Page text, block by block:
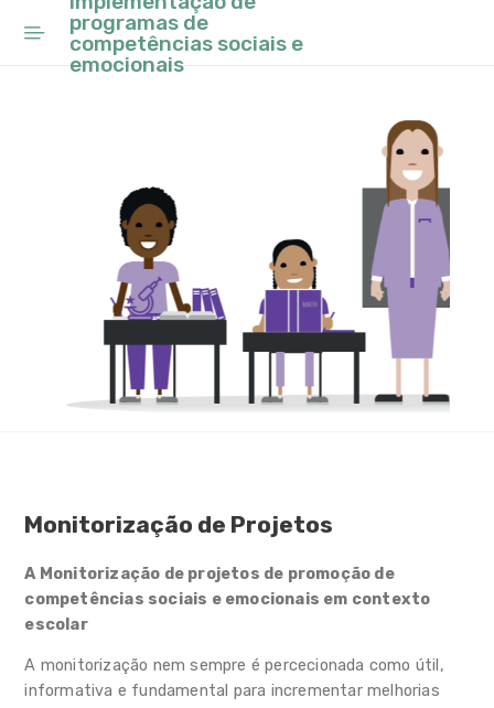
Início
Rede Escolar
Conselho Municipal de
Programa de Requalificação
do Parque Escolar de Sintra
Observatório
ADN Socioemocional das
Projeto ADN Socioemocional
2.0
Estudo sobre Competências
Sociais e Emocionais
programas de
competências sociais e
emocionais
Monitorização de Projetos
A Monitorização de projetos de promoção de
competências sociais e emocionais em contexto
escolar
A monitorização nem sempre é percecionada como útil,
informativa e fundamental para incrementar melhorias